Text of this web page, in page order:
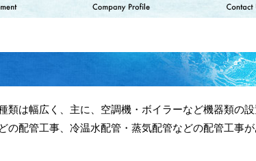
類は幅広く、主に、空調機・ボイラーなど機器類の
の配管工事、冷温水配管・蒸気配管などの配管工事が